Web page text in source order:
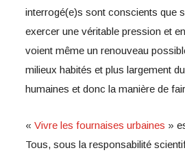
interrogé(e)s sont conscients que
exercer une véritable pression et
voient même un renouveau
milieux habités et plus largement
humaines et donc la manière de
« Vivre les fournaises urbaines »
Tous, sous la responsabilité